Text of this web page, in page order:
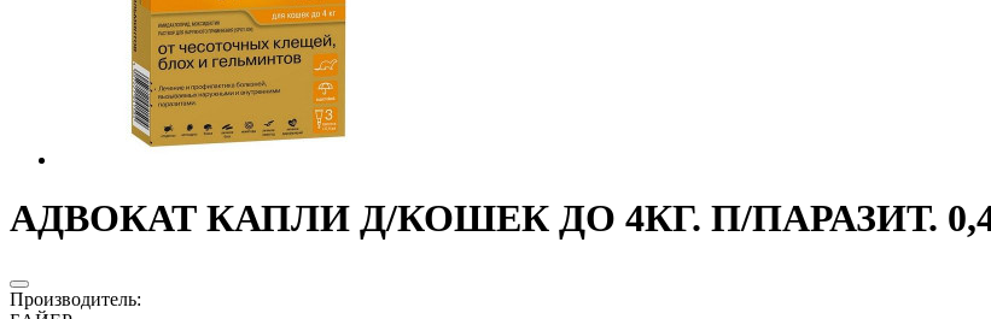
АДВОКАТ КАПЛИ Д/КОШЕК ДО 4КГ. П/ПАРАЗИТ.
Производитель: